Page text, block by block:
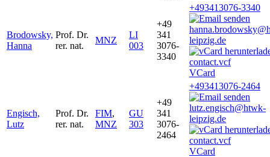
Brodowsky,
Hanna
Prof. Dr.
rer. nat.
MNZ
LI
003
+49
341
3076-
3340
+493413076-3340
leipzig.de
VCard
Engisch,
Lutz
Prof. Dr.
rer. nat.
FIM,
MNZ
GU
303
+49
341
3076-
2464
+493413076-2464
lutz.engisch@htwk-
leipzig.de
VCard